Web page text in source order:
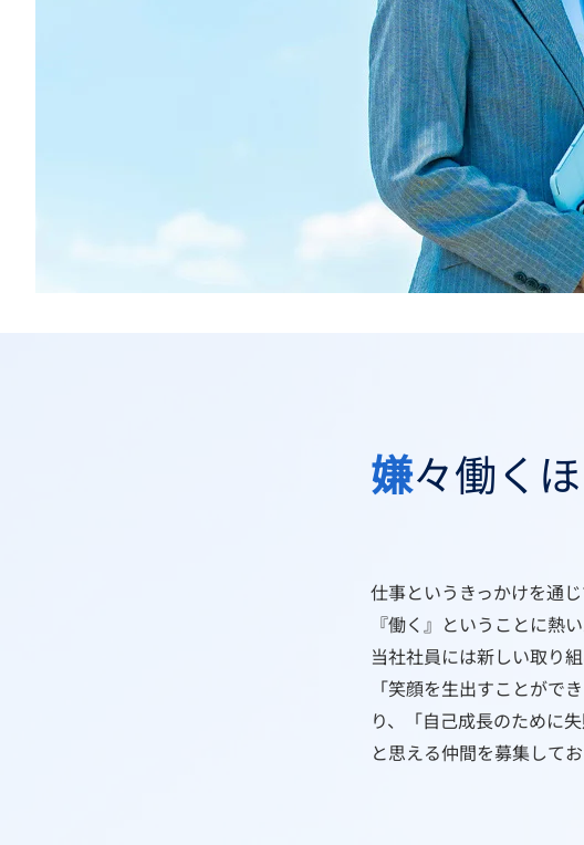
嫌々働く
仕事というきっかけを通
『働く』ということに熱
当社社員には新しい取り
「笑顔を生出すことがで
り、「自己成長のために
と思える仲間を募集してお